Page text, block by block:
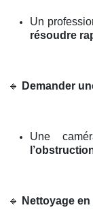
Un
résoudre
🔹 Demander
Une
🔹 Nettoyage